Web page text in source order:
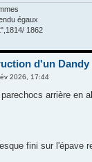
égaux
1862
d'un Dandy
2026, 17:44
arrière en
fini sur l'épave